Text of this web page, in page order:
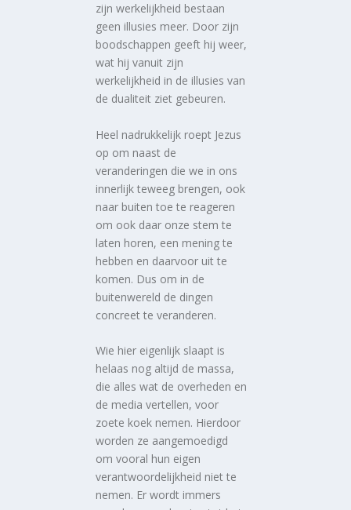
zijn werkelijkheid bestaan
geen illusies meer. Door zijn
boodschappen geeft hij weer,
wat hij vanuit zijn
werkelijkheid in de illusies van
de dualiteit ziet gebeuren.
Heel nadrukkelijk roept Jezus
op om naast de
veranderingen die we in ons
innerlijk teweeg brengen, ook
naar buiten toe te reageren
om ook daar onze stem te
laten horen, een mening te
hebben en daarvoor uit te
komen. Dus om in de
buitenwereld de dingen
concreet te veranderen.
Wie hier eigenlijk slaapt is
helaas nog altijd de massa,
die alles wat de overheden en
de media vertellen, voor
zoete koek nemen. Hierdoor
worden ze aangemoedigd
om vooral hun eigen
verantwoordelijkheid niet te
nemen. Er wordt immers